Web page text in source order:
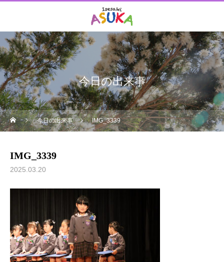
今日の出来事
今日の出来事 IMG_3339
IMG_3339
2025.03.20